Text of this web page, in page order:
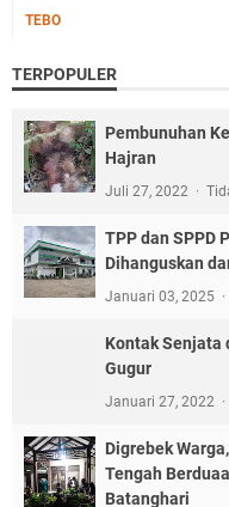
TEBO
TERPOPULER
Pembunuhan
Hajran
Juli 27, 2022
TPP dan SPPD
Dihanguskan
Januari 03, 2025
Kontak Senjata
Gugur
Januari 27, 2022
Digrebek
Tengah
Batanghari